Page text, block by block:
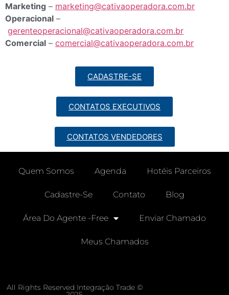
Marketing – marketing@cativaoperadora.com.br
Operacional –
gerenteoperacional@cativaoperadora.com.br
Comercial – comercial@cativaoperadora.com.br
CADASTRE-SE
CONTATOS EXECUTIVOS
CONTATOS VENDEDORES
Quem Somos Agenda Hotéis Parceiros
Cadastre-Se Contato Blog
Área Do Agente -free Enviar Chamado
Meus Chamados
All Rights Reserved Integração Trade ©